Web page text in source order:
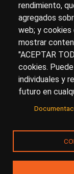
el formulario de
rendimiento,
agregados
web; y cookies
mostrar
"ACEPTAR
cookies.
individuales y
futuro en
© Copyright
licenciantes
de propiedad
(a) este sitio
(b) todo el
(incluyendo, sin
dibujos, música,
de la